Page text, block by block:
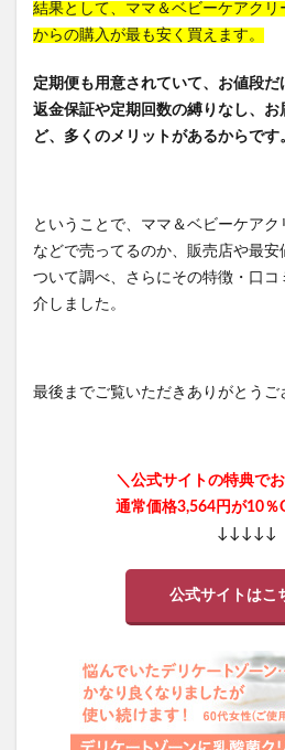
結果として、ママ＆ベビーケアクリ
からの購入が最も安く買えます。
定期便も用意されていて、お値段
返金保証や定期回数の縛りなし、
ど、多くのメリットがあるからです
ということで、ママ＆ベビーケア
などで売ってるのか、販売店や最
ついて調べ、さらにその特徴・口
介しました。
最後までご覧いただきありがとうご
＼公式サイトの特典で
通常価格3,564円が10％
↓↓↓↓↓
公式サイトはこ